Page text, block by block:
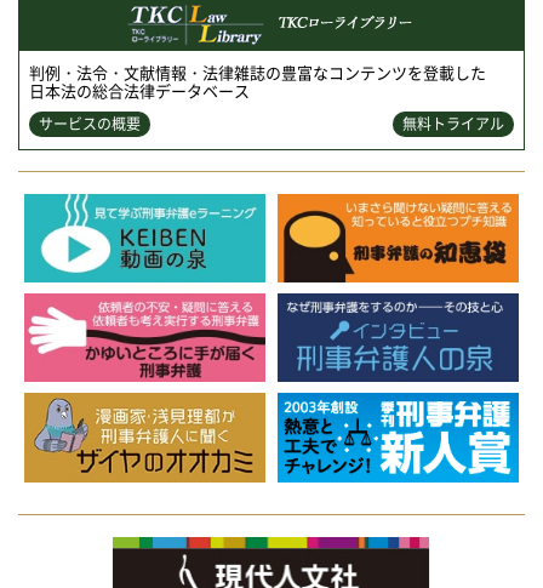
判例・法令・文献情報・法律雑誌の豊富なコンテンツを登載した
日本法の総合法律データベース
サービスの概要 無料トライアル